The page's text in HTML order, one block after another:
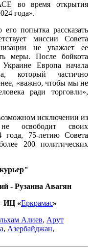
во время открытия
года».
попытка рассказать
миссии Совета
не уважает ее
меры. После бойкота
Европа начала
который частично
«важно, чтобы мы не
ради торговли»,
исключении из
освободит своих
года, 75-летию Совета
200 политических
- Рузанна Авагян
ИЦ «Еркрамас»
Алиев, Арут
, Азербайджан,